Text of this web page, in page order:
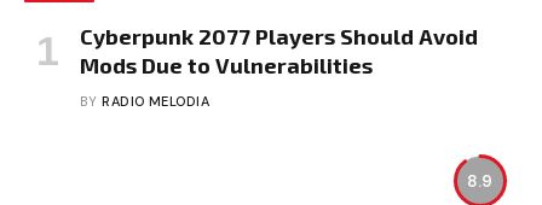
Cyberpunk 2077 Players Should Avoid
Mods Due to Vulnerabilities
BY RADIO MELODIA
8.9